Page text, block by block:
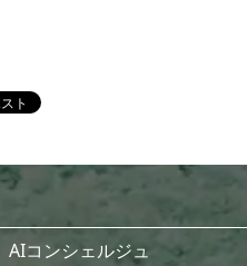
AIコンシェルジュ